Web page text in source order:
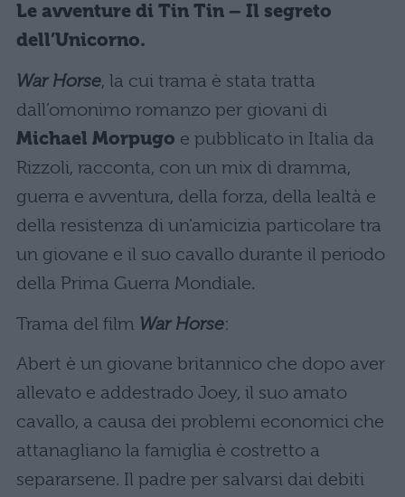
Le avventure di Tin Tin – Il segreto
dell’Unicorno.
War Horse, la cui trama è stata tratta
dall’omonimo romanzo per giovani di
Michael Morpugo e pubblicato in Italia da
Rizzoli, racconta, con un mix di dramma,
guerra e avventura, della forza, della lealtà e
della resistenza di un’amicizia particolare tra
un giovane e il suo cavallo durante il periodo
della Prima Guerra Mondiale.
Trama del film War Horse:
Abert è un giovane britannico che dopo aver
allevato e addestrado Joey, il suo amato
cavallo, a causa dei problemi economici che
attanagliano la famiglia è costretto a
separarsene. Il padre per salvarsi dai debiti